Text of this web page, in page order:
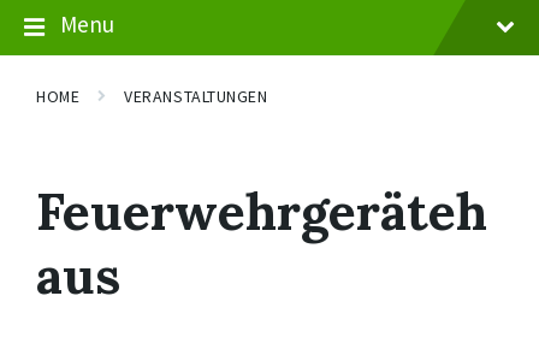
Menu
HOME VERANSTALTUNGEN
Feuerwehrgeräteh
aus